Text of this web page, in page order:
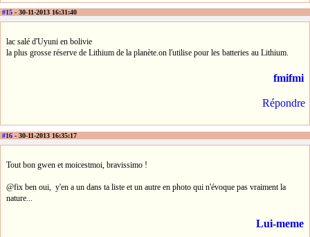
#15 - 30-11-2013 16:31:40
lac salé d'Uyuni en bolivie
la plus grosse réserve de Lithium de la planète.on l'utilise pour les batteries au Lithium.
fmifmi
Répondre
#16 - 30-11-2013 16:35:17
Tout bon gwen et moicestmoi, bravissimo !
@fix ben oui, y'en a un dans ta liste et un autre en photo qui n'évoque pas vraiment la
nature...
Lui-meme